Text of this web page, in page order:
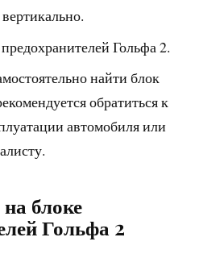
Гольфа 2.
найти блок
обратиться к
автомобиля или
блоке
Гольфа 2